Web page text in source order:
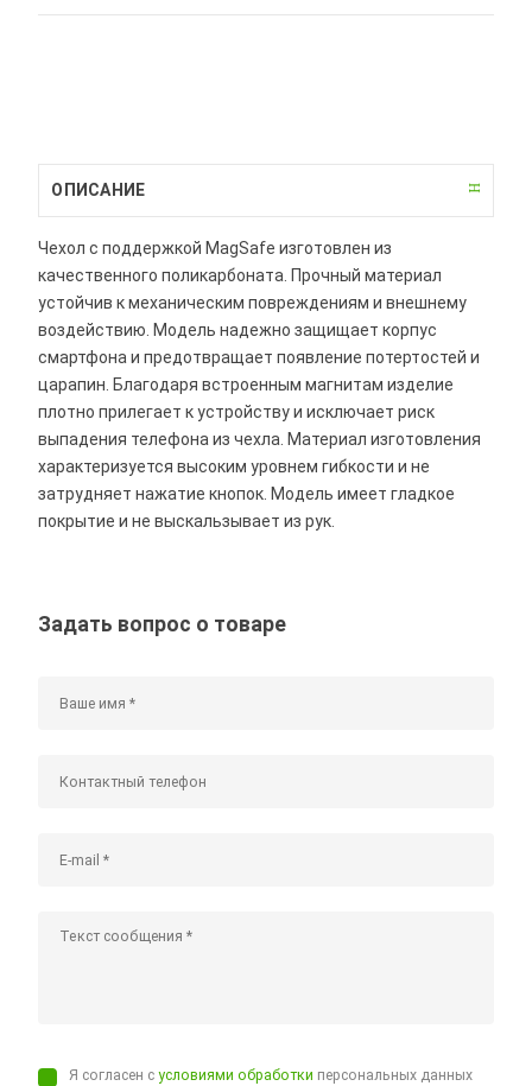
ОПИСАНИЕ
Чехол с поддержкой MagSafe изготовлен из
качественного поликарбоната. Прочный материал
устойчив к механическим повреждениям и внешнему
воздействию. Модель надежно защищает корпус
смартфона и предотвращает появление потертостей и
царапин. Благодаря встроенным магнитам изделие
плотно прилегает к устройству и исключает риск
выпадения телефона из чехла. Материал изготовления
характеризуется высоким уровнем гибкости и не
затрудняет нажатие кнопок. Модель имеет гладкое
покрытие и не выскальзывает из рук.
Задать вопрос о товаре
Я согласен сусловиями обработки персональных данных